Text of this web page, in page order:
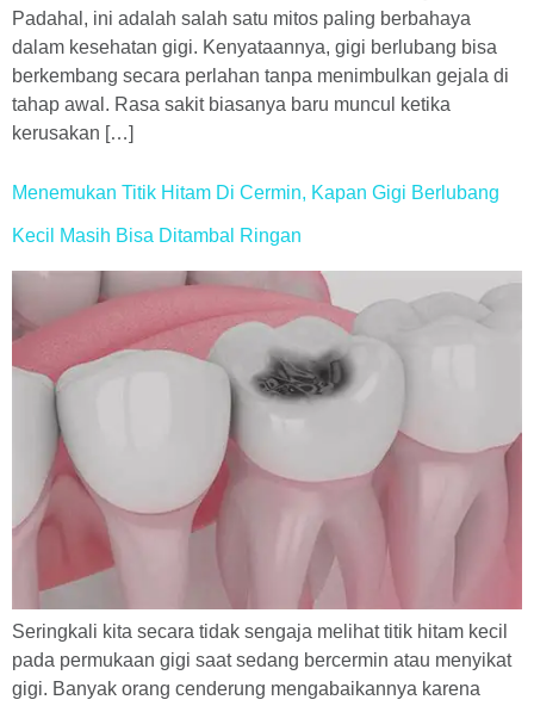
Padahal, ini adalah salah satu mitos paling berbahaya
dalam kesehatan gigi. Kenyataannya, gigi berlubang bisa
berkembang secara perlahan tanpa menimbulkan gejala di
tahap awal. Rasa sakit biasanya baru muncul ketika
kerusakan […]
Menemukan Titik Hitam Di Cermin, Kapan Gigi Berlubang
Kecil Masih Bisa Ditambal Ringan
Seringkali kita secara tidak sengaja melihat titik hitam kecil
pada permukaan gigi saat sedang bercermin atau menyikat
gigi. Banyak orang cenderung mengabaikannya karena